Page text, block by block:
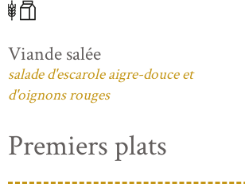
Viande salée
salade d'escarole aigre-douce et
d'oignons rouges
Premiers plats